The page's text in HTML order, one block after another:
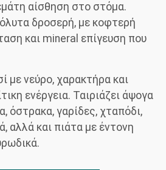
αίσθηση στο στόμα.
δροσερή, με κοφτερή
και mineral επίγευση που
με νεύρο, χαρακτήρα και
ενέργεια. Ταιριάζει άψογα
όστρακα, γαρίδες, χταπόδι,
αλλά και πιάτα με έντονη